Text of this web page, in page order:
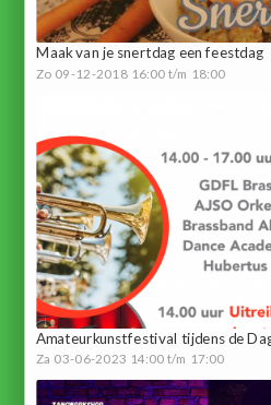
Maak van je snertdag een feestdag
Zo 09-12-2018 16:00 t/m 18:00
Amateurkunstfestival tijdens de
Za 03-06-2023 14:00 t/m 17:00